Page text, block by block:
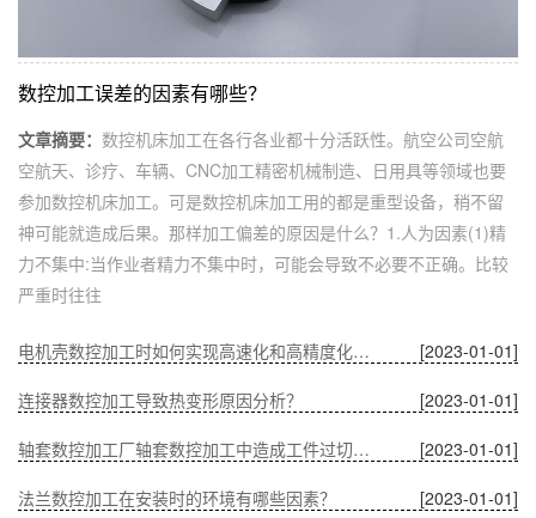
数控加工误差的因素有哪些？
文章摘要： 数控机床加工在各行各业都十分活跃性。航空公司空航
空航天、诊疗、车辆、CNC加工精密机械制造、日用具等领域也要
参加数控机床加工。可是数控机床加工用的都是重型设备，稍不留
神可能就造成后果。那样加工偏差的原因是什么？1.人为因素(1)精
力不集中:当作业者精力不集中时，可能会导致不必要不正确。比较
严重时往往
[2023-01-01]
电机壳数控加工时如何实现高速化和高精度化的问题？
[2023-01-01]
连接器数控加工导致热变形原因分析？
[2023-01-01]
轴套数控加工厂轴套数控加工中造成工件过切的原因？
[2023-01-01]
法兰数控加工在安装时的环境有哪些因素？